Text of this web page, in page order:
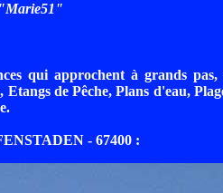
qui approchent à grands
de Pêche, Plans d'eau,
- 67400 :